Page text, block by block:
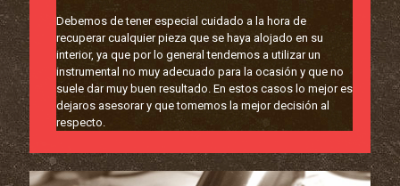
Debemos de tener especial cuidado a la hora de
recuperar cualquier pieza que se haya alojado en su
interior, ya que por lo general tendemos a utilizar un
instrumental no muy adecuado para la ocasión y que no
suele dar muy buen resultado. En estos casos lo mejor es
dejaros asesorar y que tomemos la mejor decisión al
respecto.